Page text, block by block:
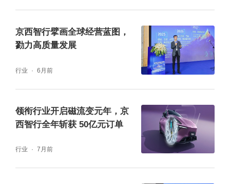
京西智行磁流变悬架技术为深蓝L06提供更宽
广的动态适应范围，多样化的悬架模式
助方面表现稳定之外，还具备行业首次量产的
城市自主漫游功能，面对窄路会车、急弯绕行
等复杂场景，达到预判精准和控车从容的效
京西智行擘画全球经营蓝图，
勠力高质量发展
行业 6月前
领衔行业开启磁流变元年，京
西智行全年斩获 50亿元订单
行业 7月前